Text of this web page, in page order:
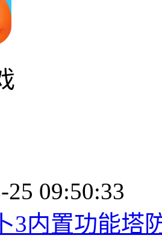
25 09:50:33
3内置功能塔